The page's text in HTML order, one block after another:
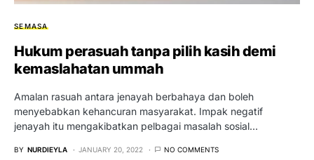
SEMASA
Hukum perasuah tanpa pilih kasih demi
kemaslahatan ummah
Amalan rasuah antara jenayah berbahaya dan boleh
menyebabkan kehancuran masyarakat. Impak negatif
jenayah itu mengakibatkan pelbagai masalah sosial…
BY NURDIEYLA JANUARY 20, 2022 NO COMMENTS